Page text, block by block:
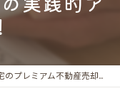
を選ぶなら十二軒町エリアで損をしないための実践的アドバイス！